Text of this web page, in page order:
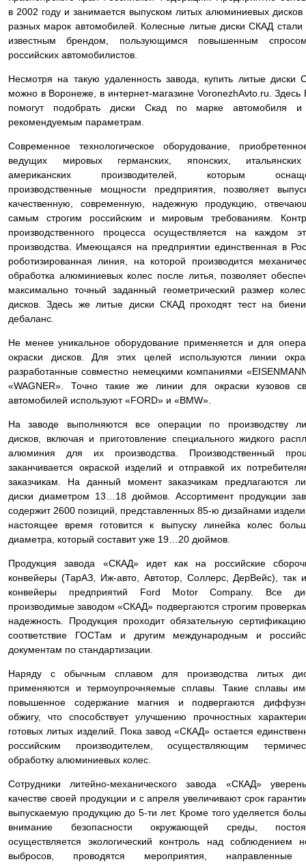
в 2002 году и занимается выпуском литых алюминиевых дисков
разных марок автомобилей. Колесные литые диски СКАД стали
известным брендом, пользующимся повышенным
российских автомобилистов.
Несмотря на такую удаленность завода, купить литые диски
можно в Воронеже, в интернет-магазине VoronezhAvto.ru. Здесь
помогут подобрать диски Скад по марке автомобиля
рекомендуемым параметрам.
Современное технологическое оборудование,
ведущих мировых германских, японских,
американских производителей, которым
производственные мощности предприятия, позволяет
качественную, современную, надежную продукцию,
самым строгим российским и мировым требованиям.
производственного процесса осуществляется на каждом
производства. Имеющаяся на предприятии единственная в
роботизированная линия, на которой производится
обработка алюминиевых колес после литья, позволяет
максимально точный заданный геометрический размер
дисков. Здесь же литые диски СКАД проходят тест на
дебаланс.
Не менее уникальное оборудование применяется и для
окраски дисков. Для этих целей используются линии
разработанные совместно немецкими компаниями
«WAGNER». Точно такие же линии для окраски кузовов
автомобилей используют «FORD» и «BMW».
На заводе выполняются все операции по производству
дисков, включая и приготовление специального жидкого
алюминия для их производства. Производственный
заканчивается окраской изделий и отправкой их
заказчикам. На данный момент заказчикам предлагаются
диски диаметром 13…18 дюймов. Ассортимент продукции
содержит 2600 позиций, представленных 85-ю дизайнами
настоящее время готовится к выпуску линейка колес
диаметра, который составит уже 19…20 дюймов.
Продукция завода «СКАД» идет как на российские
конвейеры (ТарАЗ, Иж-авто, Автотор, Соллерс, ДерВейс), так
конвейеры предприятий Ford Motor Company. Все
производимые заводом «СКАД» подвергаются строгим
надежность. Продукция проходит обязательную
соответствие ГОСТам и другим международным и
документам по стандартизации.
Наряду с обычным сплавом для производства литых
применяются и термоупрочняемые сплавы. Такие сплавы
повышенное содержание магния и подвергаются
обжигу, что способствует улучшению прочностных
готовых литых изделий. Пока завод «СКАД» остается
российским производителем, осуществляющим
обработку алюминиевых колес.
Сотрудники литейно-механического завода «СКАД»
качестве своей продукции и с апреля увеличивают срок
выпускаемую продукцию до 5-ти лет. Кроме того уделяется
внимание безопасности окружающей среды,
осуществляется экологический контроль над соблюдением
выбросов, проводятся мероприятия,